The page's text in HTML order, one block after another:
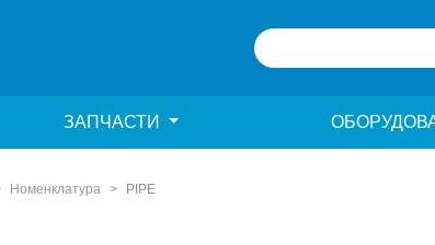
ЗАПЧАСТИ
Номенклатура PIPE